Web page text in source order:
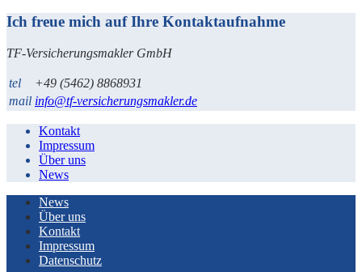
Ich freue mich auf Ihre Kontaktaufnahme
TF-Versicherungsmakler GmbH
tel
+49 (5462) 8868931
mail info@tf-versicherungsmakler.de
Kontakt
Impressum
Über uns
News
News
Über uns
Kontakt
Impressum
Datenschutz